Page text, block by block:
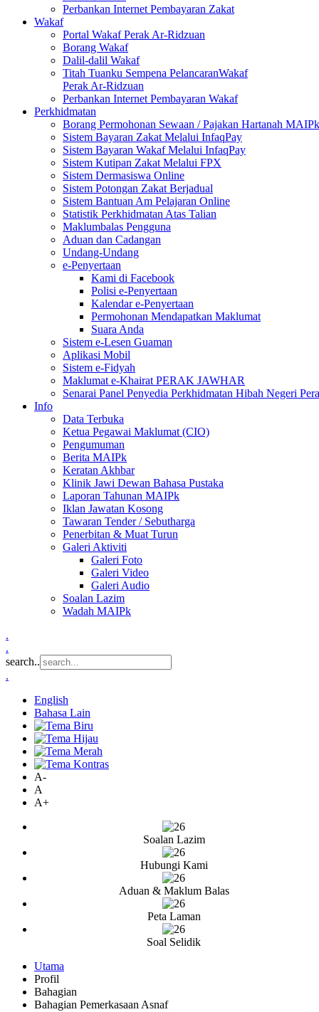
Perbankan Internet Pembayaran Zakat
Wakaf
Portal Wakaf Perak Ar-Ridzuan
Borang Wakaf
Dalil-dalil Wakaf
Titah Tuanku Sempena PelancaranWakaf
Perak Ar-Ridzuan
Perbankan Internet Pembayaran Wakaf
Perkhidmatan
Borang Permohonan Sewaan / Pajakan Hartanah MAIPk
Sistem Bayaran Zakat Melalui InfaqPay
Sistem Bayaran Wakaf Melalui InfaqPay
Sistem Kutipan Zakat Melalui FPX
Sistem Dermasiswa Online
Sistem Potongan Zakat Berjadual
Sistem Bantuan Am Pelajaran Online
Statistik Perkhidmatan Atas Talian
Maklumbalas Pengguna
Aduan dan Cadangan
Undang-Undang
e-Penyertaan
Kami di Facebook
Polisi e-Penyertaan
Kalendar e-Penyertaan
Permohonan Mendapatkan Maklumat
Suara Anda
Sistem e-Lesen Guaman
Aplikasi Mobil
Sistem e-Fidyah
Maklumat e-Khairat PERAK JAWHAR
Senarai Panel Penyedia Perkhidmatan Hibah Negeri
Info
Data Terbuka
Ketua Pegawai Maklumat (CIO)
Pengumuman
Berita MAIPk
Keratan Akhbar
Klinik Jawi Dewan Bahasa Pustaka
Laporan Tahunan MAIPk
Iklan Jawatan Kosong
Tawaran Tender / Sebutharga
Penerbitan & Muat Turun
Galeri Aktiviti
Galeri Foto
Galeri Video
Galeri Audio
Soalan Lazim
Wadah MAIPk
.
.
search..
.
English
Bahasa Lain
A-
A
A+
Soalan Lazim
Hubungi Kami
Aduan & Maklum Balas
Peta Laman
Soal Selidik
Utama
Profil
Bahagian
Bahagian Pemerkasaan Asnaf